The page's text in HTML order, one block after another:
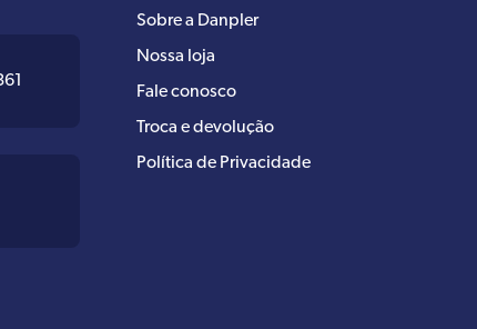
Sobre a Danpler
Nossa loja
Fale conosco
Troca e devolução
Política de Privacidade